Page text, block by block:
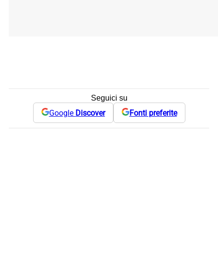
Seguici su
Google Discover Fonti preferite